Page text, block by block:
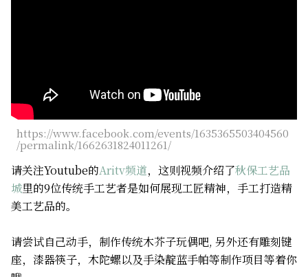
https://www.facebook.com/events/1635365503404560
/permalink/1662631824011261/
请关注Youtube的Aritv频道，这则视频介绍了秋保工艺品
城里的9位传统手工艺者是如何展现工匠精神，手工打造精
美工艺品的。
请尝试自己动手，制作传统木芥子玩偶吧, 另外还有雕刻键
座，漆器筷子，木陀螺以及手染靛蓝手帕等制作项目等着你